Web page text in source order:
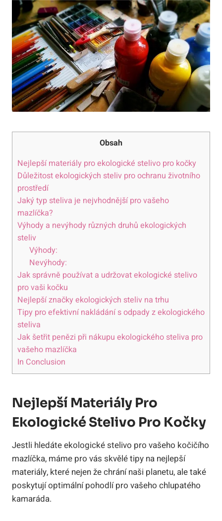
Obsah
Nejlepší materiály pro ekologické stelivo pro kočky
Důležitost ekologických steliv pro ochranu životního
prostředí
Jaký typ steliva je nejvhodnější pro vašeho
mazlíčka?
Výhody a nevýhody různých druhů ekologických
steliv
Výhody:
Nevýhody:
Jak správně používat a udržovat ekologické stelivo
pro vaši kočku
Nejlepší značky ekologických steliv na trhu
Tipy pro efektivní nakládání s odpady z ekologického
steliva
Jak šetřit penězi při nákupu ekologického steliva pro
vašeho mazlíčka
In Conclusion
Nejlepší Materiály Pro
Ekologické Stelivo Pro Kočky
Jestli hledáte ekologické stelivo pro vašeho kočičího
mazlíčka, máme pro vás skvělé tipy na nejlepší
materiály, které nejen že chrání naši planetu, ale také
poskytují optimální pohodlí pro vašeho chlupatého
kamaráda.